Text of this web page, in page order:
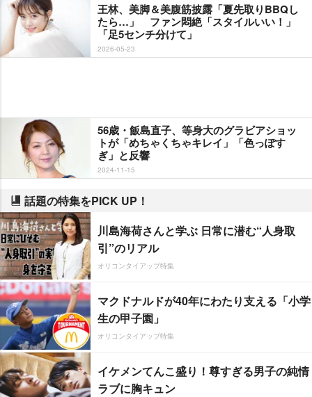
王林、美脚＆美腹筋披露「夏先取りBBQし
たら…」 ファン悶絶「スタイルいい！」
「足5センチ分けて」
2026-05-23
56歳・飯島直子、等身大のグラビアショッ
トが「めちゃくちゃキレイ」「色っぽす
ぎ」と反響
2024-11-15
話題の特集をPICK UP！
川島海荷さんと学ぶ 日常に潜む“人身取
引”のリアル
オリコンタイアップ特集
マクドナルドが40年にわたり支える「小学
生の甲子園」
オリコンタイアップ特集
イケメンてんこ盛り！尊すぎる男子の純情
ラブに胸キュン